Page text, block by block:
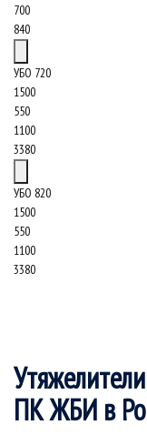
700
840
УБО 720
1500
550
1100
3380
УБО 820
1500
550
1100
3380
ПК ЖБИ в